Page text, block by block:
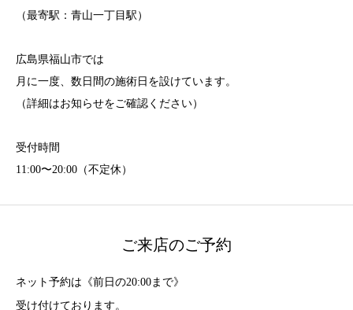
（最寄駅：青山一丁目駅）
広島県福山市では
月に一度、数日間の施術日を設けています。
（詳細はお知らせをご確認ください）
受付時間
11:00〜20:00（不定休）
ご来店のご予約
ネット予約は《前日の20:00まで》
受け付けております。